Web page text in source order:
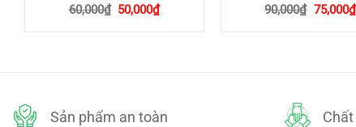
60,000₫ Giá
là:
50,000₫Giá
tại
90,000₫ Giá
là:
75,000₫
Sản phẩm an toàn